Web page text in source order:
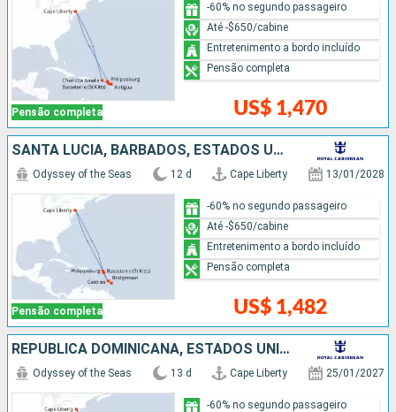
Pensão completa US$ 1,470
-60% no segundo passageiro
Até -$650/cabine
Entretenimento a bordo incluído
Pensão completa
SANTA LUCIA, BARBADOS, ESTADOS UNIDOS
Pensão completa
Odyssey of the Seas 12 d Cape Liberty 13/01/2028
US$ 1,482
-60% no segundo passageiro
Até -$650/cabine
Entretenimento a bordo incluído
Pensão completa
REPUBLICA DOMINICANA, ESTADOS UNIDOS, ANTIGUA E BARBUDA, SANTA LUCIA
Odyssey of the Seas 13 d Cape Liberty 25/01/2027
-60% no segundo passageiro